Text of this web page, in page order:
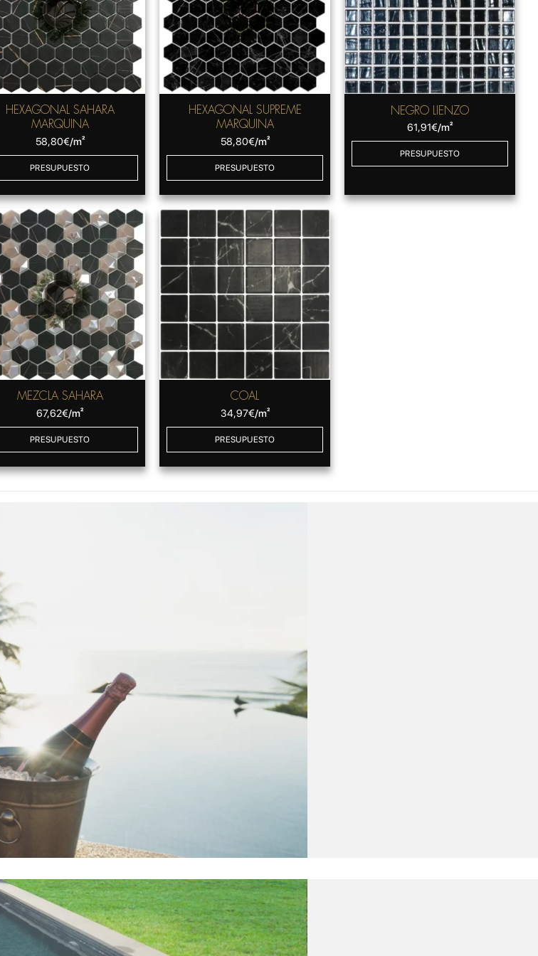
HEXAGONAL SAHARA
MARQUINA
58,80€/m²
PRESUPUESTO
HEXAGONAL SUPREME
MARQUINA
58,80€/m²
PRESUPUESTO
NEGRO LIENZO
61,91€/m²
PRESUPUESTO
MEZCLA SAHARA
67,62€/m²
PRESUPUESTO
COAL
34,97€/m²
PRESUPUESTO